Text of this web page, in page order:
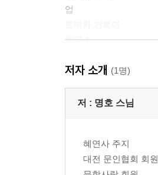
업
해우소
2부 _ 온몸 사루어
저자 소개 (1명)
저 : 명호 스님
혜연사 주지
대전 문인협회 회원